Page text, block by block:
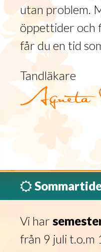
utan problem.
öppettider och
får du en tid
Tandläkare
Vi har
från 9 juli t.o.m